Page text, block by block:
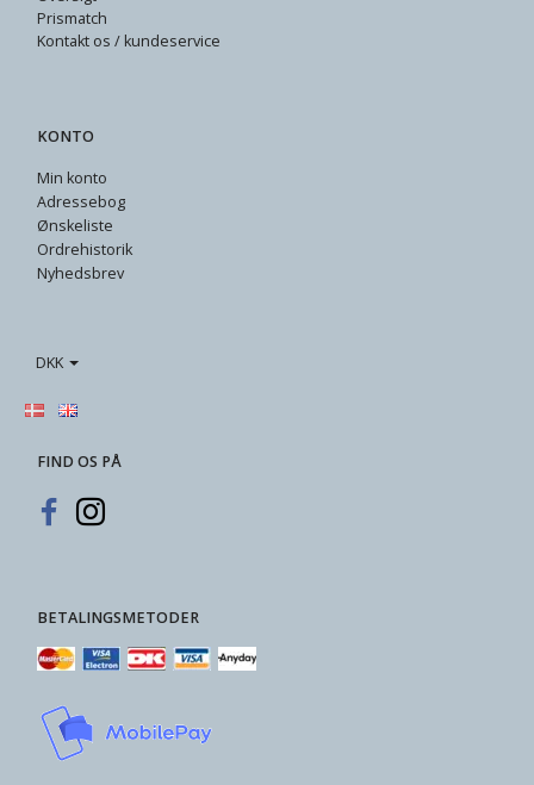
Prismatch
Kontakt os / kundeservice
KONTO
Min konto
Adressebog
Ønskeliste
Ordrehistorik
Nyhedsbrev
DKK
FIND OS PÅ
BETALINGSMETODER